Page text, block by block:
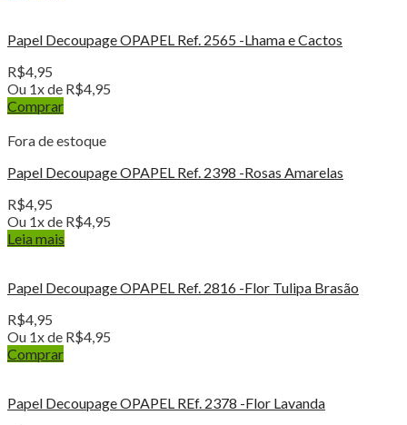
Papel Decoupage OPAPEL Ref. 2565 -Lhama e Cactos
R$4,95
Ou 1x de R$4,95
Comprar
Fora de estoque
Papel Decoupage OPAPEL Ref. 2398 -Rosas Amarelas
R$4,95
Ou 1x de R$4,95
Leia mais
Papel Decoupage OPAPEL Ref. 2816 -Flor Tulipa Brasão
R$4,95
Ou 1x de R$4,95
Comprar
Papel Decoupage OPAPEL REf. 2378 -Flor Lavanda